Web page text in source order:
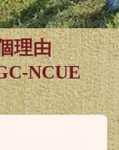
理由
NCUE